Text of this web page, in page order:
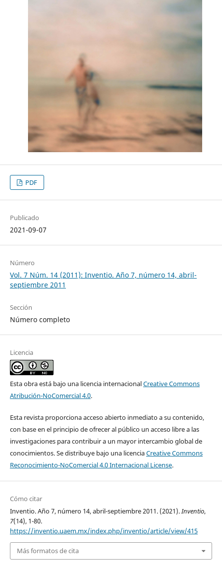
PDF
Publicado
2021-09-07
Número
Vol. 7 Núm. 14 (2011): Inventio. Año 7, número 14, abril-
septiembre 2011
Sección
Número completo
Licencia
Esta obra está bajo una licencia internacionalCreative Commons
Atribución-NoComercial 4.0.
Esta revista proporciona acceso abierto inmediato a su contenido,
con base en el principio de ofrecer al público un acceso libre a las
investigaciones para contribuir a un mayor intercambio global de
conocimientos. Se distribuye bajo una licenciaCreative Commons
Reconocimiento-NoComercial 4.0 Internacional License.
Cómo citar
Inventio. Año 7, número 14, abril-septiembre 2011. (2021).Inventio,
7(14), 1-80.
https://inventio.uaem.mx/index.php/inventio/article/view/415
Más formatos de cita